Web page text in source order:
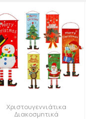
Χριστουγεννιάτικα
Διακοσμητικά